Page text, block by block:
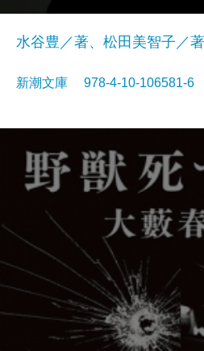
水谷豊／著、松田美智子／著
新潮文庫 978-4-10-106581-